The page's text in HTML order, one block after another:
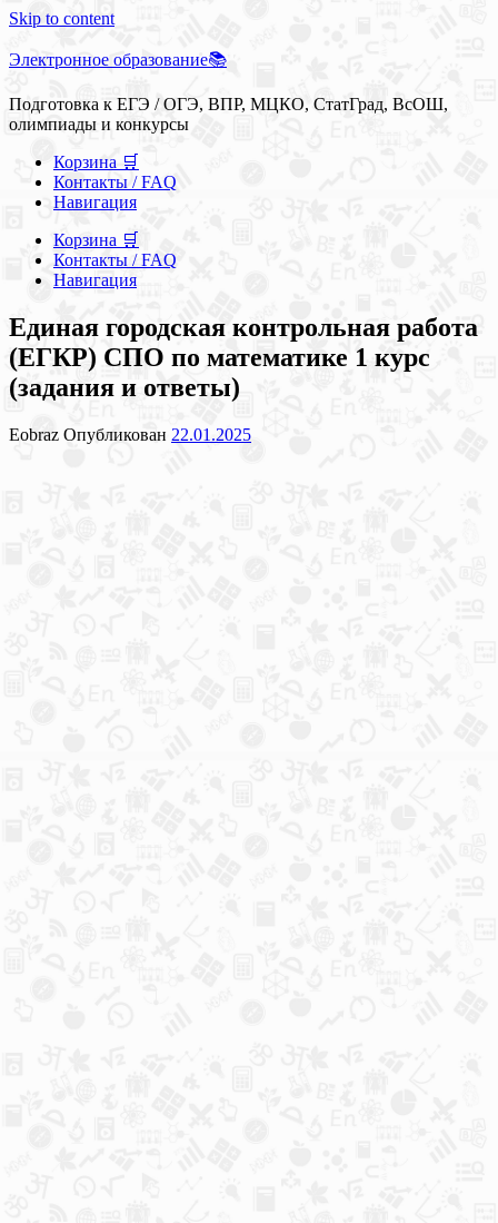
Skip to content
Электронное образование📚
Подготовка к ЕГЭ / ОГЭ, ВПР, МЦКО, СтатГрад, ВсОШ,
олимпиады и конкурсы
Корзина 🛒
Контакты / FAQ
Навигация
Корзина 🛒
Контакты / FAQ
Навигация
Единая городская контрольная работа
(ЕГКР) СПО по математике 1 курс
(задания и ответы)
Eobraz Опубликован 22.01.2025